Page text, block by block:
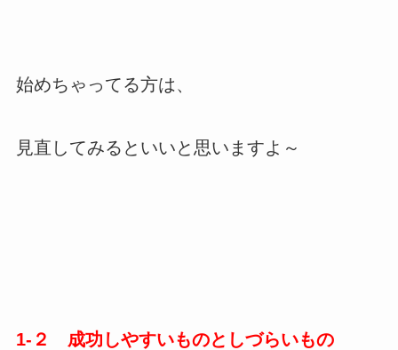
始めちゃってる方は、
見直してみるといいと思いますよ～
1-２ 成功しやすいものとしづらいもの